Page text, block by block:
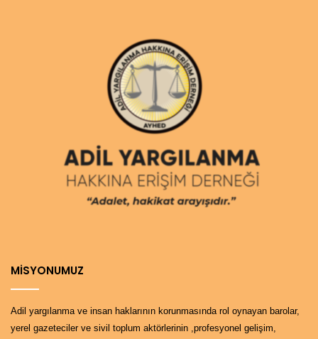
MİSYONUMUZ
Adil yargılanma ve insan haklarının korunmasında rol oynayan barolar,
yerel gazeteciler ve sivil toplum aktörlerinin ,profesyonel gelişim,